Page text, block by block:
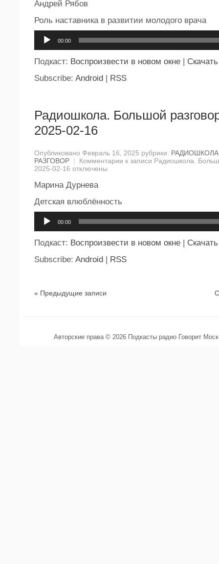
Андрей Рябов
Роль наставника в развитии молодого врача
00:00
Подкаст: Воспроизвести в новом окне | Скачать
Subscribe: Android | RSS
Радиошкола. Большой
2025-02-16
Опубликовано Февраль 16, 2025 рубрики:
РАЗГОВОР | Комментарии к записи Радиошкола.
2025-02-16 отключены
Марина Дурнева
Детская влюблённость
00:00
Подкаст: Воспроизвести в новом окне | Скачать
Subscribe: Android | RSS
« Предыдущие записи
Авторские права © 2026 Подкасты радио Говорит